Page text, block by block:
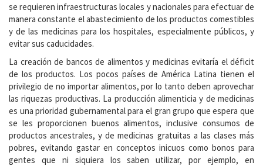
se requieren infraestructuras locales y nacionales para efectuar de
manera constante el abastecimiento de los productos comestibles
y de las medicinas para los hospitales, especialmente públicos, y
evitar sus caducidades.
La creación de bancos de alimentos y medicinas evitaría el déficit
de los productos. Los pocos países de América Latina tienen el
privilegio de no importar alimentos, por lo tanto deben aprovechar
las riquezas productivas. La producción alimenticia y de medicinas
es una prioridad gubernamental para el gran grupo que espera que
se les proporcionen buenos alimentos, inclusive consumos de
productos ancestrales, y de medicinas gratuitas a las clases más
pobres, evitando gastar en conceptos inicuos como bonos para
gentes que ni siquiera los saben utilizar, por ejemplo, en